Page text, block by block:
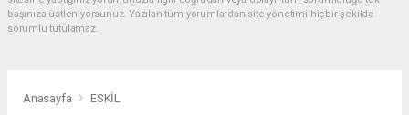
başınıza üstleniyorsunuz. Yazılan tüm yorumlardan site yönetimi hiçbir şekilde
sorumlu tutulamaz.
Anasayfa ESKİL